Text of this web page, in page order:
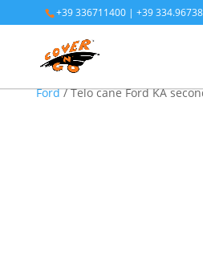
+39 336711400 |+39
Home/SALVA BAULE - Vasca
Auto/SALVA BAULE FORD -
Ford/ Telo cane Ford KA